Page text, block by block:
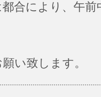
都合により、午
い致します。